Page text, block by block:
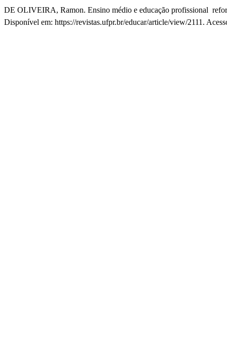
DE OLIVEIRA, Ramon. Ensino médio e educação profissional 
Disponível em: https://revistas.ufpr.br/educar/article/view/2111.